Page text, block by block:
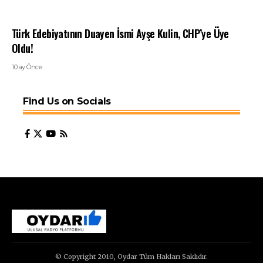
Türk Edebiyatının Duayen İsmi Ayşe Kulin, CHP’ye Üye
Oldu!
10 ay Önce
Find Us on Socials
© Copyright 2010, Oydar Tüm Hakları Saklıdır.